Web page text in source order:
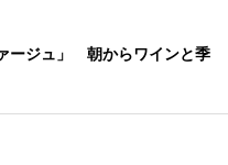
ージュ」 朝からワインと季